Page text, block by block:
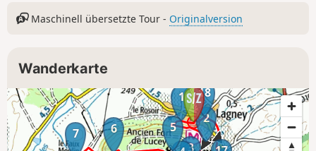
Maschinell übersetzte Tour - Originalversion
Wanderkarte
1
2
3
5
6
7
18